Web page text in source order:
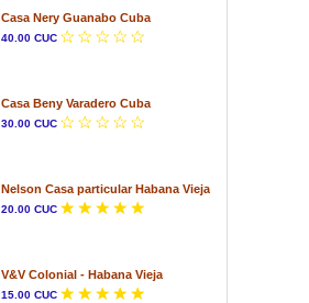
Casa Nery Guanabo Cuba
40.00 CUC
Casa Beny Varadero Cuba
30.00 CUC
Nelson Casa particular Habana Vieja
20.00 CUC
V&V Colonial - Habana Vieja
15.00 CUC